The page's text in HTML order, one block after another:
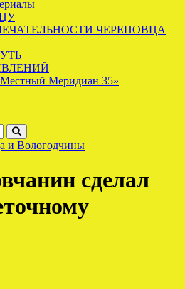
ЧЕРЕПОВЦА
Меридиан 35»
и Вологодчины
сделал